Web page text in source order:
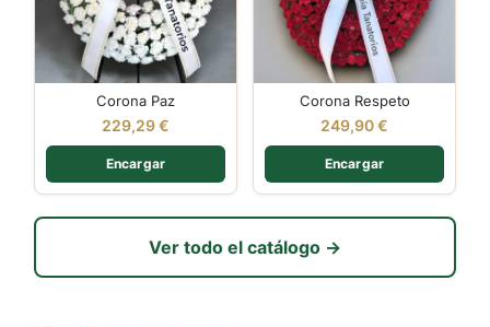
Corona Paz
229,29€
Encargar
Corona Respeto
249,90€
Encargar
Ver todo el catálogo →